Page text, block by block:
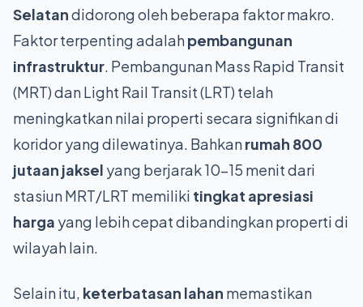
Selatandidorong oleh beberapa faktor makro.
Faktor terpenting adalahpembangunan
infrastruktur. Pembangunan Mass Rapid Transit
(MRT) dan Light Rail Transit (LRT) telah
meningkatkan nilai properti secara signifikan di
koridor yang dilewatinya. Bahkanrumah 800
jutaan jaksel yang berjarak 10-15 menit dari
stasiun MRT/LRT memiliki tingkat apresiasi
harga yang lebih cepat dibandingkan properti di
wilayah lain.
Selain itu, keterbatasan lahan memastikan